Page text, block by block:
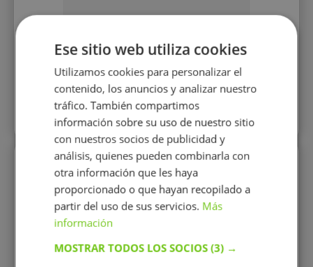
Mostrar perfil
Más perfiles similares
Perfiles vistos
Ese sitio web utiliza cookies
Utilizamos cookies para personalizar el
contenido, los anuncios y analizar nuestro
tráfico. También compartimos
información sobre su uso de nuestro sitio
con nuestros socios de publicidad y
análisis, quienes pueden combinarla con
otra información que les haya
proporcionado o que hayan recopilado a
partir del uso de sus servicios. Más
información
MOSTRAR TODOS LOS SOCIOS(3) →